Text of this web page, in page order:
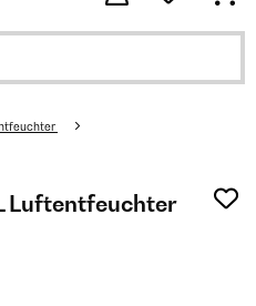
Luftentfeuchter